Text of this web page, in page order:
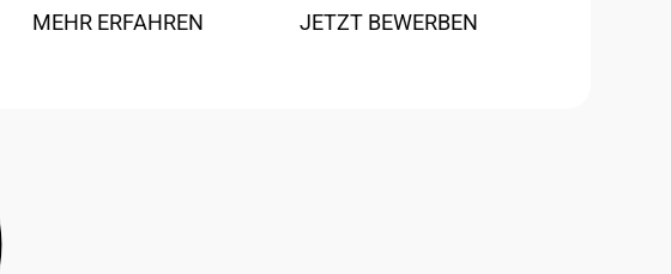
MEHR ERFAHREN JETZT BEWERBEN